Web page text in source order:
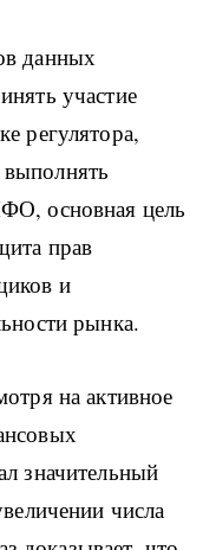
данных
участие
регулятора,
основная цель
прав
и
рынка.
на активное
значительный
числа